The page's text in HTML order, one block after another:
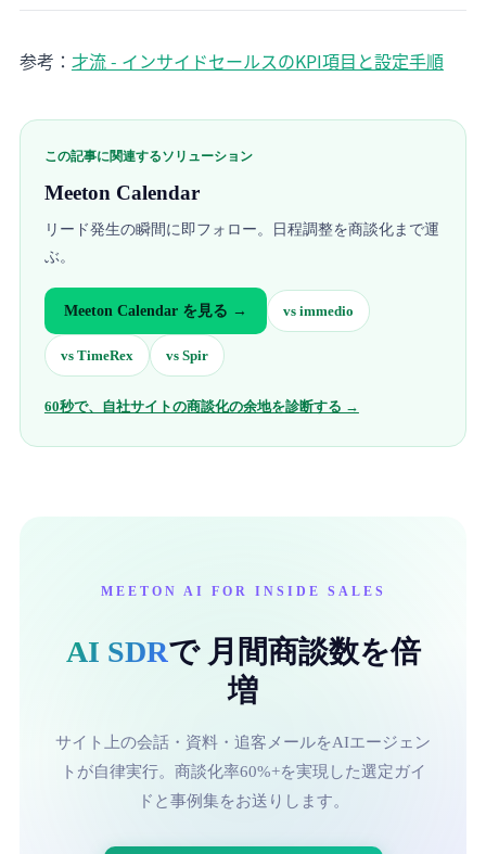
参考： 才流 - インサイドセールスのKPI項目と設定手順
この記事に関連するソリューション
Meeton Calendar
リード発生の瞬間に即フォロー。日程調整を商談化まで運
ぶ。
Meeton Calendarを見る → vs immedio
vs TimeRex vs Spir
60秒で、自社サイトの商談化の余地を診断する →
MEETON AI FOR INSIDE SALES
AI SDRで 月間商談数を倍
増
サイト上の会話・資料・追客メールをAIエージェン
トが自律実行。商談化率60%+を実現した選定ガイ
ドと事例集をお送りします。